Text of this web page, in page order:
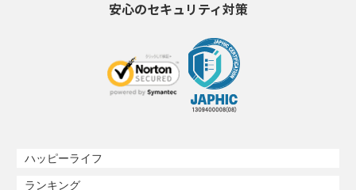
安心のセキュリティ対策
ハッピーライフ
ランキング